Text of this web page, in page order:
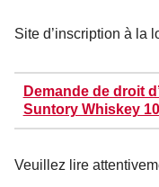
Site d’inscription à la
Demande de droit
Suntory Whiskey
Veuillez lire